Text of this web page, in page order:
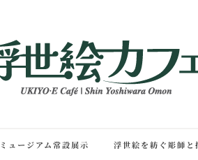
ュージアム常設展示 浮世絵を紡ぐ彫師と